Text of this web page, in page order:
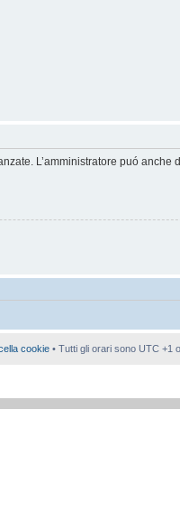
L’amministratore puó anche
cookie • Tutti gli orari sono UTC +1